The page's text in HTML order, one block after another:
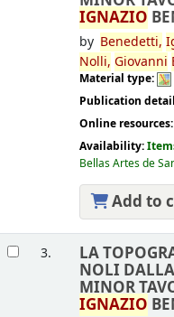
IGNAZIO
by Benedetti,
Nolli, Giovanni
Material type:
Publication
Online resources:
Availability:
Bellas Artes de
Add to
3. LA
NOLI
MINOR
IGNAZIO